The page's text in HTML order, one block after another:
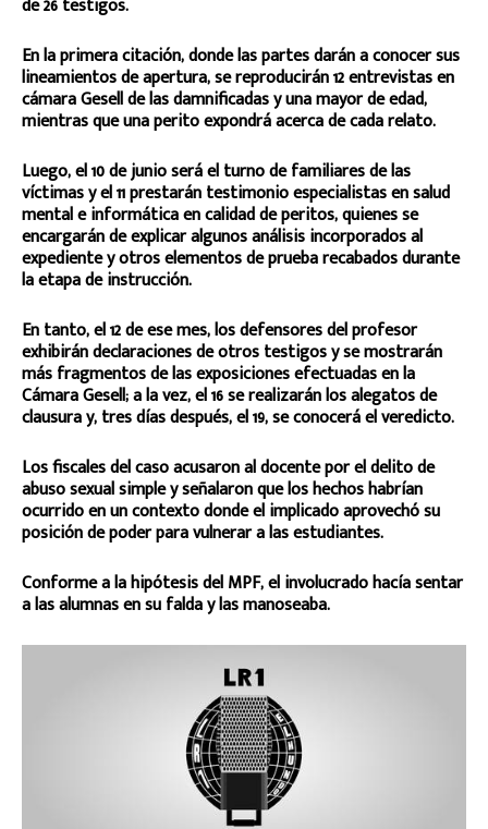
de 26 testigos.
En la primera citación, donde las partes darán a conocer sus
lineamientos de apertura, se reproducirán 12 entrevistas en
cámara Gesell de las damnificadas y una mayor de edad,
mientras que una perito expondrá acerca de cada relato.
Luego, el 10 de junio será el turno de familiares de las
víctimas y el 11 prestarán testimonio especialistas en salud
mental e informática en calidad de peritos, quienes se
encargarán de explicar algunos análisis incorporados al
expediente y otros elementos de prueba recabados durante
la etapa de instrucción.
En tanto, el 12 de ese mes, los defensores del profesor
exhibirán declaraciones de otros testigos y se mostrarán
más fragmentos de las exposiciones efectuadas en la
Cámara Gesell; a la vez, el 16 se realizarán los alegatos de
clausura y, tres días después, el 19, se conocerá el veredicto.
Los fiscales del caso acusaron al docente por el delito de
abuso sexual simple y señalaron que los hechos habrían
ocurrido en un contexto donde el implicado aprovechó su
posición de poder para vulnerar a las estudiantes.
Conforme a la hipótesis del MPF, el involucrado hacía sentar
a las alumnas en su falda y las manoseaba.